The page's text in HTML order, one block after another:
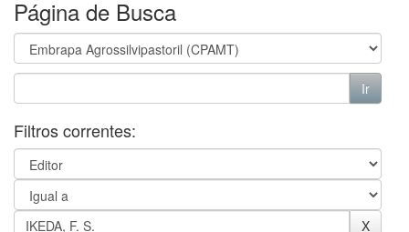
Página de Busca
Filtros correntes: